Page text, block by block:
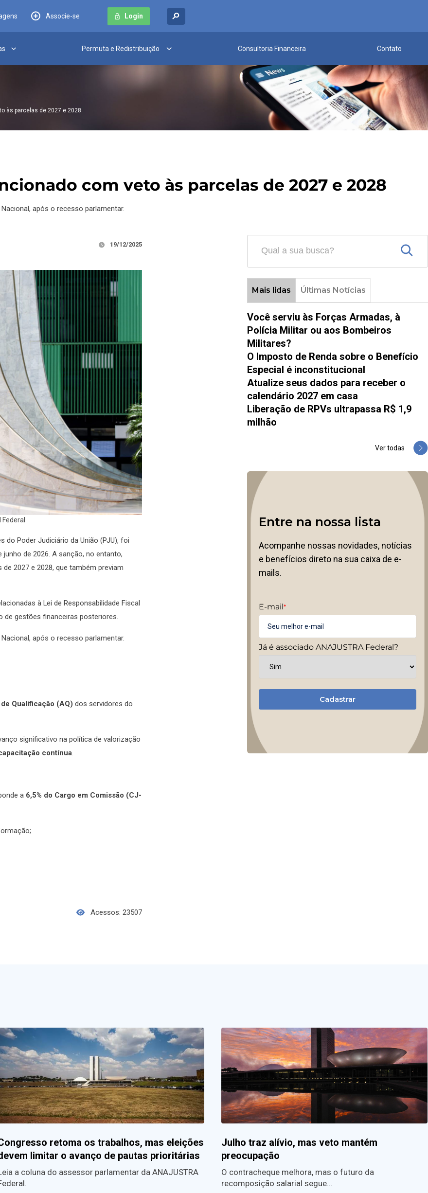
Associe-se Login
Permuta e Redistribuição Consultoria Financeira Contato
às parcelas de 2027 e 2028
com veto às parcelas de 2027 e 2028
após o recesso parlamentar.
19/12/2025
do Poder Judiciário da União (PJU), foi
de 2026. A sanção, no entanto,
2027 e 2028, que também previam
à Lei de Responsabilidade Fiscal
de gestões financeiras posteriores.
após o recesso parlamentar.
Qualificação (AQ) dos servidores do
significativo na política de valorização
contínua.
a 6,5% do Cargo em Comissão (CJ-
Acessos: 23507
Mais lidas Últimas Notícias
Você serviu às Forças Armadas, à
Polícia Militar ou aos Bombeiros
Militares?
O Imposto de Renda sobre o Benefício
Especial é inconstitucional
Atualize seus dados para receber o
calendário 2027 em casa
Liberação de RPVs ultrapassa R$ 1,9
milhão
Ver todas
Entre na nossa lista
Acompanhe nossas novidades, notícias
e benefícios direto na sua caixa de e-
mails.
E-mail*
Já é associado ANAJUSTRA Federal?
Cadastrar
retoma os trabalhos, mas eleições
limitar o avanço de pautas prioritárias
a coluna do assessor parlamentar da ANAJUSTRA
Julho traz alívio, mas veto mantém
preocupação
O contracheque melhora, mas o futuro da
recomposição salarial segue…